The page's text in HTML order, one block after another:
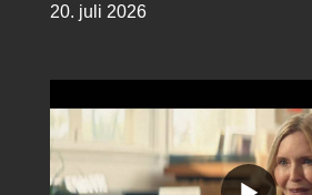
20. juli 2026